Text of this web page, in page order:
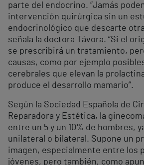
parte del endocrino. “Jamás
intervención quirúrgica sin un
endocrinológico que descarte
señala la doctora Távora. “Si el
se prescribirá un tratamiento,
causas, como por ejemplo
cerebrales que elevan la
produce el desarrollo mamario”.
Según la Sociedad Española de
Reparadora y Estética, la
entre un 5 y un 10% de hombres,
unilateral o bilateral. Supone un
imagen, especialmente entre los
jóvenes, pero también, como